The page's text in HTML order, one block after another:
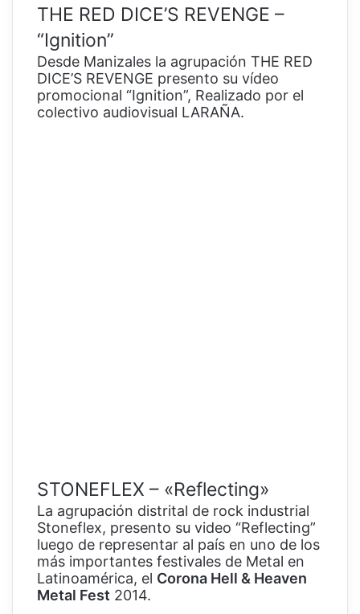
THE RED DICE’S REVENGE –
“Ignition”
Desde Manizales la agrupación THE RED
DICE’S REVENGE presento su vídeo
promocional “Ignition”, Realizado por el
colectivo audiovisual LARAÑA.
STONEFLEX – «Reflecting»
La agrupación distrital de rock industrial
Stoneflex, presento su video “Reflecting”
luego de representar al país en uno de los
más importantes festivales de Metal en
Latinoamérica, el Corona Hell & Heaven
Metal Fest 2014.